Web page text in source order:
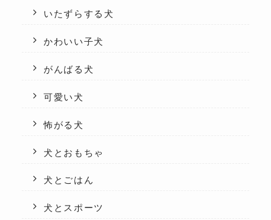
いたずらする犬
かわいい子犬
がんばる犬
可愛い犬
怖がる犬
犬とおもちゃ
犬とごはん
犬とスポーツ